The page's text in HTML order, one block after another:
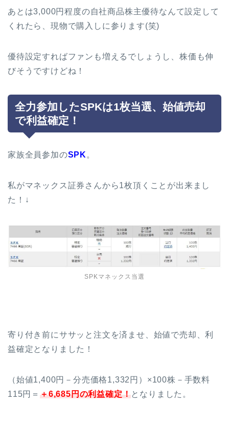
あとは3,000円程度の自社商品株主優待なんて設定して
くれたら、現物で購入しに参ります(笑)
優待設定すればファンも増えるでしょうし、株価も伸
びそうですけどね！
全力参加したSPKは1枚当選、始値売却
で利益確定！
家族全員参加のSPK 。
私がマネックス証券さんから1枚頂くことが出来まし
た！↓
SPKマネックス当選
寄り付き前にササッと注文を済ませ、始値で売却、利
益確定となりました！
（始値1,400円－分売価格1,332円）×100株－手数料
115円＝ ＋6,685円の利益確定！となりました。